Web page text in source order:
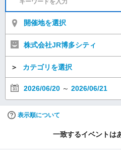
開催地を選択
株式会社JR博多シティ
＞ カテゴリを選択
2026/06/20 ～ 2026/06/21
表示順について
一致するイベントは